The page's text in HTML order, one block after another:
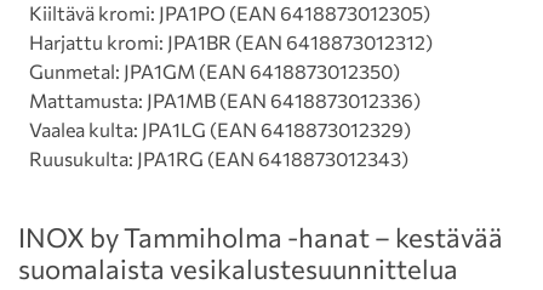
Kiiltävä kromi: JPA1PO (EAN 6418873012305)
Harjattu kromi: JPA1BR (EAN 6418873012312)
Gunmetal: JPA1GM (EAN 6418873012350)
Mattamusta: JPA1MB (EAN 6418873012336)
Vaalea kulta: JPA1LG (EAN 6418873012329)
Ruusukulta: JPA1RG (EAN 6418873012343)
INOX by Tammiholma -hanat – kestävää
suomalaista vesi­kalustesuunnittelua